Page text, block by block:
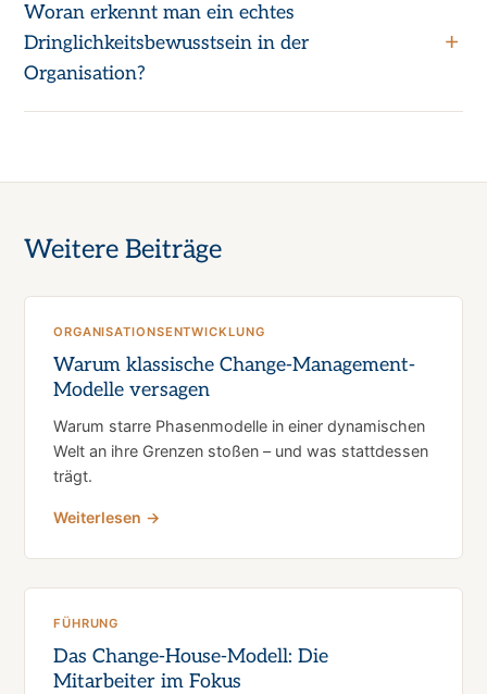
Woran erkennt man ein echtes
Dringlichkeitsbewusstsein in der
Organisation?
Weitere Beiträge
ORGANISATIONSENTWICKLUNG
Warum klassische Change-Management-
Modelle versagen
Warum starre Phasenmodelle in einer dynamischen
Welt an ihre Grenzen stoßen – und was stattdessen
trägt.
Weiterlesen →
FÜHRUNG
Das Change-House-Modell: Die
Mitarbeiter im Fokus